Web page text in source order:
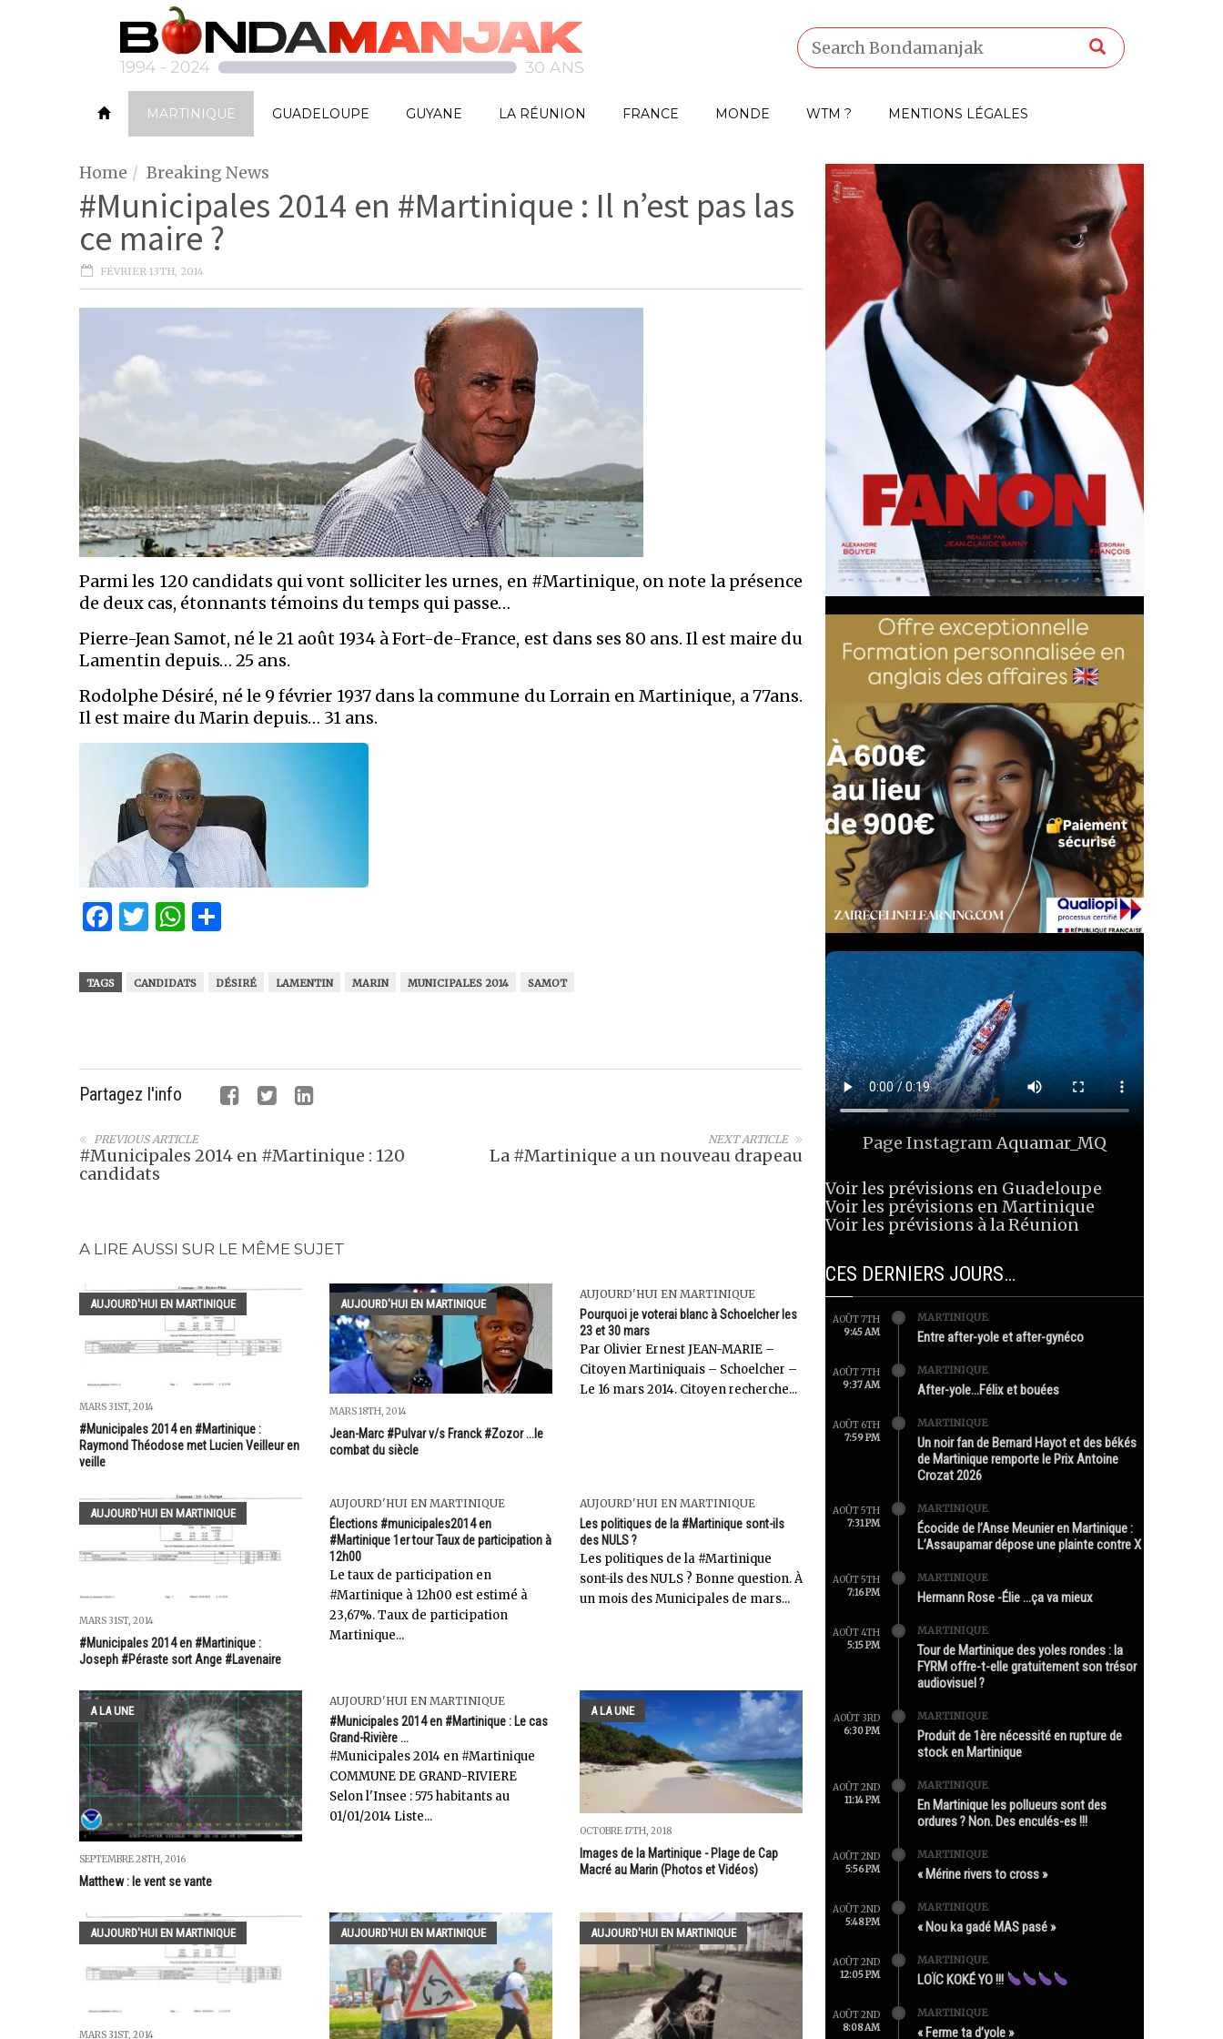
MARTINIQUE GUADELOUPE GUYANE LA RÉUNION FRANCE MONDE WTM ? MENTIONS LÉGALES
Home Breaking News
#Municipales 2014 en #Martinique : Il n’est pas las
ce maire ?
FÉVRIER 13TH, 2014
Parmi les 120 candidats qui vont solliciter les urnes, en #Martinique, on note la présence
de deux cas, étonnants témoins du temps qui passe…
Pierre-Jean Samot, né le 21 août 1934 à Fort-de-France, est dans ses 80 ans. Il est maire du
Lamentin depuis… 25 ans.
Rodolphe Désiré, né le 9 février 1937 dans la commune du Lorrain en Martinique, a 77ans.
Il est maire du Marin depuis… 31 ans.
Facebook
Twitter
WhatsApp
TAGS CANDIDATS DÉSIRÉ LAMENTIN MARIN MUNICIPALES 2014 SAMOT
Partagez l'info
NEXT ARTICLE
La #Martinique a un nouveau drapeau
PREVIOUS ARTICLE
#Municipales 2014 en #Martinique : 120
candidats
A LIRE AUSSI SUR LE MÊME SUJET
AUJOURD'HUI EN MARTINIQUE
MARS 31ST, 2014
#Municipales 2014 en #Martinique :
Raymond Théodose met Lucien Veilleur en
veille
AUJOURD'HUI EN MARTINIQUE
MARS 18TH, 2014
Jean-Marc #Pulvar v/s Franck #Zozor ...le
combat du siècle
AUJOURD'HUI EN MARTINIQUE
Pourquoi je voterai blanc à Schoelcher les
23 et 30 mars
Par Olivier Ernest JEAN-MARIE –
Citoyen Martiniquais – Schoelcher –
Le 16 mars 2014. Citoyen recherche...
AUJOURD'HUI EN MARTINIQUE
MARS 31ST, 2014
#Municipales 2014 en #Martinique :
Joseph #Péraste sort Ange #Lavenaire
AUJOURD'HUI EN MARTINIQUE
Élections #municipales2014 en
#Martinique 1er tour Taux de participation à
12h00
Le taux de participation en
#Martinique à 12h00 est estimé à
23,67%. Taux de participation
Martinique...
AUJOURD'HUI EN MARTINIQUE
Les politiques de la #Martinique sont-ils
des NULS ?
Les politiques de la #Martinique
sont-ils des NULS ? Bonne question. À
un mois des Municipales de mars...
A LA UNE
SEPTEMBRE 28TH, 2016
Matthew : le vent se vante
AUJOURD'HUI EN MARTINIQUE
#Municipales 2014 en #Martinique : Le cas
Grand-Rivière ...
#Municipales 2014 en #Martinique
COMMUNE DE GRAND-RIVIERE
Selon l'Insee : 575 habitants au
01/01/2014 Liste...
A LA UNE
OCTOBRE 17TH, 2018
Images de la Martinique - Plage de Cap
Macré au Marin (Photos et Vidéos)
AUJOURD'HUI EN MARTINIQUE
MARS 31ST, 2014
AUJOURD'HUI EN MARTINIQUE AUJOURD'HUI EN MARTINIQUE
Page InstagramAquamar_MQ
Voir les prévisions en Guadeloupe
Voir les prévisions en Martinique
Voir les prévisions à la Réunion
CES DERNIERS JOURS…
AOÛT 7TH
9:45 AM
MARTINIQUE
Entre after-yole et after-gynéco
AOÛT 7TH
9:37 AM
MARTINIQUE
After-yole…Félix et bouées
AOÛT 6TH
7:59 PM
MARTINIQUE
Un noir fan de Bernard Hayot et des békés
de Martinique remporte le Prix Antoine
Crozat 2026
AOÛT 5TH
7:31 PM
MARTINIQUE
Écocide de l’Anse Meunier en Martinique :
L’Assaupamar dépose une plainte contre X
AOÛT 5TH
7:16 PM
MARTINIQUE
Hermann Rose -Élie …ça va mieux
AOÛT 4TH
5:15 PM
MARTINIQUE
Tour de Martinique des yoles rondes : la
FYRM offre-t-elle gratuitement son trésor
audiovisuel ?
AOÛT 3RD
6:30 PM
MARTINIQUE
Produit de 1ère nécessité en rupture de
stock en Martinique
AOÛT 2ND
11:14 PM
MARTINIQUE
En Martinique les pollueurs sont des
ordures ? Non. Des enculés-es !!!
AOÛT 2ND
5:56 PM
MARTINIQUE
« Mérine rivers to cross »
AOÛT 2ND
5:48 PM
MARTINIQUE
« Nou ka gadé MAS pasé »
AOÛT 2ND
12:05 PM
MARTINIQUE
LOÏC KOKÉ YO !!!
AOÛT 2ND
8:08 AM
MARTINIQUE
« Ferme ta d’yole »